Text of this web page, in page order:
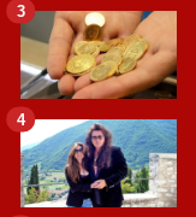
3
4